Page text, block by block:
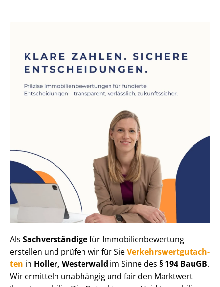
Als Sachverständigefür Im­mo­bi­li­en­be­wer­tung
erstellen und prüfen wir für SieVer­kehrs­wert­gut­ach­
ten in Holler, Westerwald im Sinne des § 194 BauGB.
Wir ermitteln unabhängig und fair den Marktwert